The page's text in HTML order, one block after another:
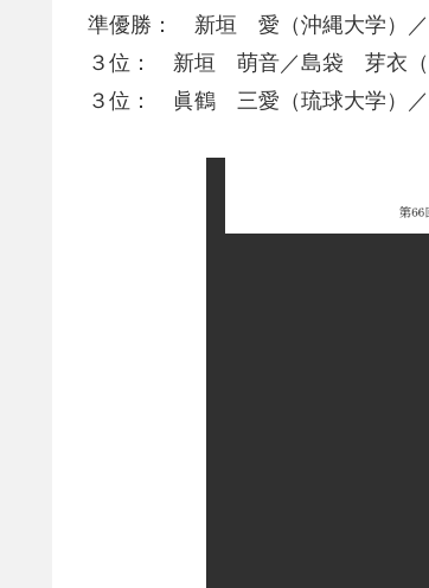
準優勝： 新垣 愛（沖縄大学）／
３位： 新垣 萌音／島袋 芽衣（
３位： 眞鶴 三愛（琉球大学）